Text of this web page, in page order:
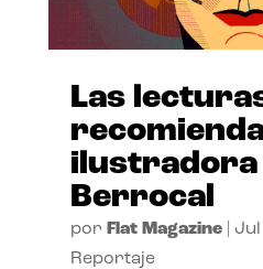
Las
ilustradora
Berrocal
por Flat Magazine| Jul
Reportaje